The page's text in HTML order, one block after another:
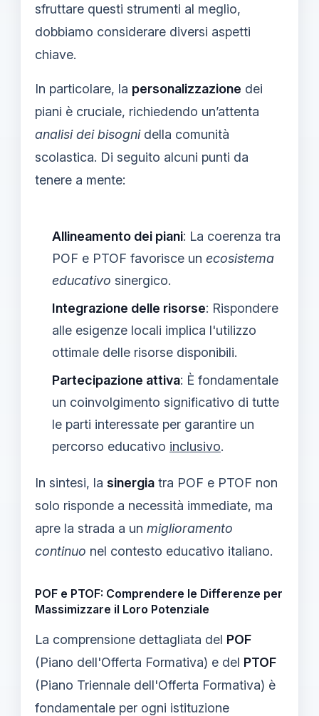
sfruttare questi strumenti al meglio,
dobbiamo considerare diversi aspetti
chiave.
In particolare, la personalizzazione dei
piani è cruciale, richiedendo un’attenta
analisi dei bisognidella comunità
scolastica. Di seguito alcuni punti da
tenere a mente:
Allineamento dei piani: La coerenza tra
POF e PTOF favorisce un ecosistema
educativo sinergico.
Integrazione delle risorse: Rispondere
alle esigenze locali implica l'utilizzo
ottimale delle risorse disponibili.
Partecipazione attiva: È fondamentale
un coinvolgimento significativo di tutte
le parti interessate per garantire un
percorso educativo inclusivo.
In sintesi, la sinergia tra POF e PTOF non
solo risponde a necessità immediate, ma
apre la strada a un miglioramento
continuo nel contesto educativo italiano.
POF e PTOF: Comprendere le Differenze per
Massimizzare il Loro Potenziale
La comprensione dettagliata del POF
(Piano dell'Offerta Formativa) e del PTOF
(Piano Triennale dell'Offerta Formativa) è
fondamentale per ogni istituzione